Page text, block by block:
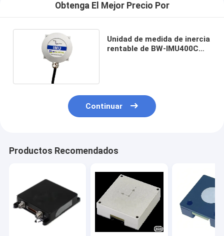
Obtenga El Mejor Precio Por
Unidad de medida de inercia
rentable de BW-IMU400C
Continuar
Productos Recomendados